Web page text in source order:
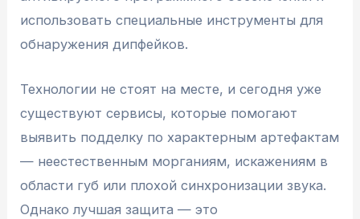
использовать специальные инструменты для
обнаружения дипфейков.
Технологии не стоят на месте, и сегодня уже
существуют сервисы, которые помогают
выявить подделку по характерным артефактам
— неестественным морганиям, искажениям в
области губ или плохой синхронизации звука.
Однако лучшая защита — это